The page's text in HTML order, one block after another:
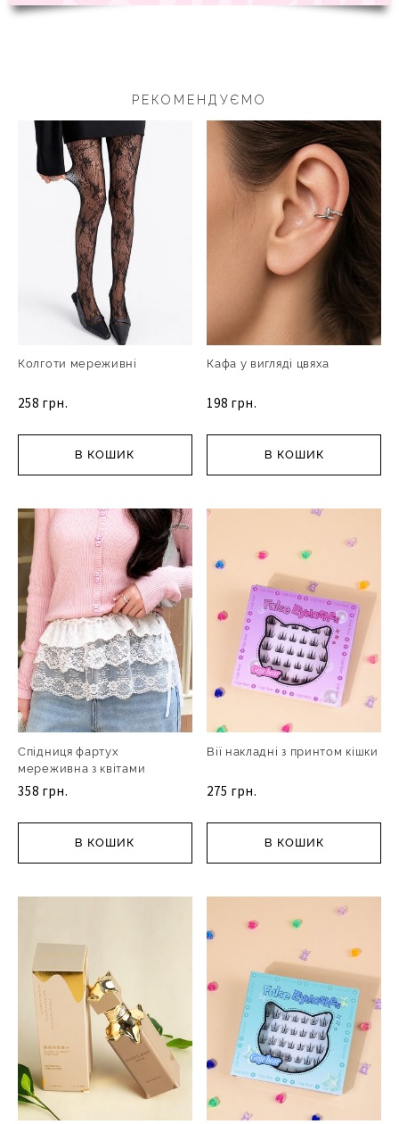
РЕКОМЕНДУЄМО
Колготи мереживні
258 грн.
В КОШИК
Кафа у вигляді цвяха
198 грн.
В КОШИК
Спідниця фартух
мереживна з квітами
358 грн.
В КОШИК
Вії накладні з принтом кішки
275 грн.
В КОШИК